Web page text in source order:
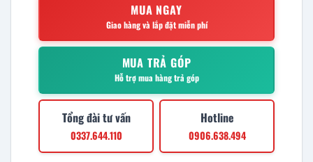
MUA NGAY
Giao hàng và lắp đặt miễn phí
MUA TRẢ GÓP
Hỗ trợ mua hàng trả góp
Tổng đài tư vấn
0337.644.110
Hotline
0906.638.494